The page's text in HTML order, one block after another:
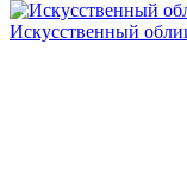
Искусственный